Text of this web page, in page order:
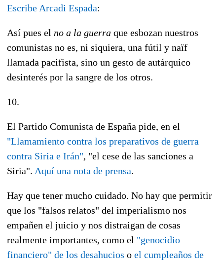
Escribe Arcadi Espada:
Así pues el no a la guerra que esbozan nuestros
comunistas no es, ni siquiera, una fútil y naïf
llamada pacifista, sino un gesto de autárquico
desinterés por la sangre de los otros.
10.
El Partido Comunista de España pide, en el
"Llamamiento contra los preparativos de guerra
contra Siria e Irán", "el cese de las sanciones a
Siria". Aquí una nota de prensa.
Hay que tener mucho cuidado. No hay que permitir
que los "falsos relatos" del imperialismo nos
empañen el juicio y nos distraigan de cosas
realmente importantes, como el "genocidio
financiero" de los desahucios o el cumpleaños de